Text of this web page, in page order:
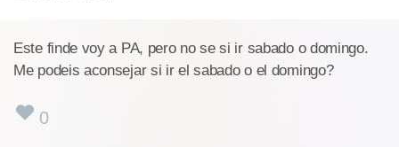
Este finde voy a PA, pero no se si ir sabado o domingo.
Me podeis aconsejar si ir el sabado o el domingo?
0